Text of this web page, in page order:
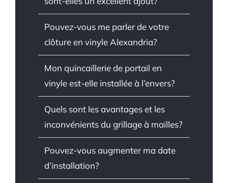
Pouvez-vous me parler de votre
clôture en vinyle Alexandria?
Mon quincaillerie de portail en
vinyle est-elle installée à l’envers?
Quels sont les avantages et les
inconvénients du grillage à mailles?
Pouvez-vous augmenter ma date
d’installation?